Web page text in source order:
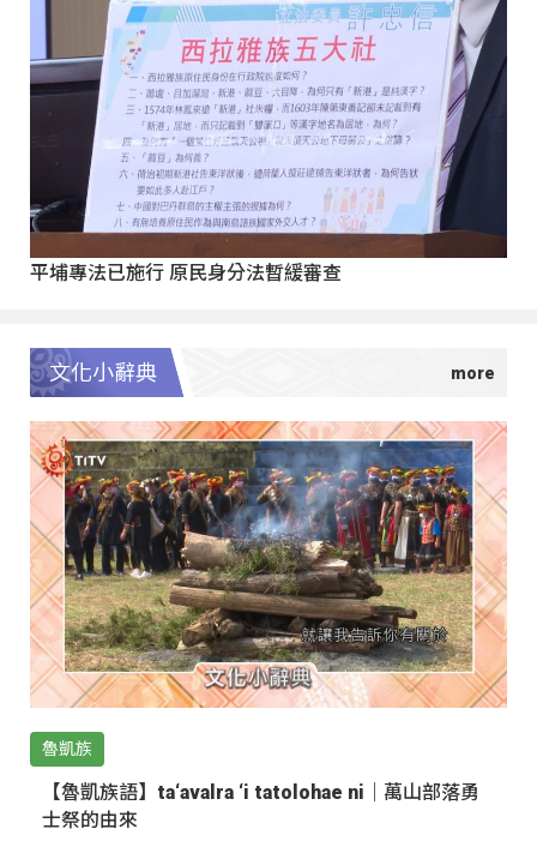
平埔專法已施行 原民身分法暫緩審查
文化小辭典
魯凱族
【魯凱族語】ta‘avalra ‘i tatolohae ni｜萬山部落勇
士祭的由來